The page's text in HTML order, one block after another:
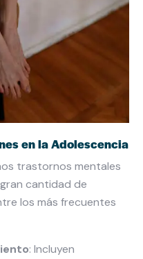
en la Adolescencia
trastornos mentales
cantidad de
los más frecuentes
: Incluyen